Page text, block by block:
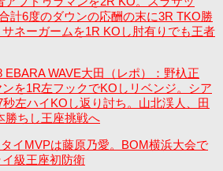
計6度のダウンの応酬の末に3R TKO勝
ネーガームを1R KOし肘有りでも王者
EBARA WAVE大田（レポ）：野杁正
を1R左フックでKOしリベンジ。シア
左ハイKOし返り討ち。山北渓人、田
勝ちし王座挑戦へ
イMVPは藤原乃愛。BOM横浜大会で
級王座初防衛